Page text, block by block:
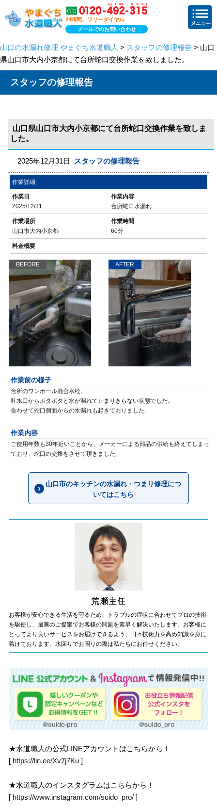
24時間、フリーダイヤル
メールでのお問い合わせ
山口の水漏れ修理 やまぐち水道職人 > スタッフの修理報告 > 山口
県山口市大内小京都にて台所蛇口交換作業を致しました。
スタッフの修理報告
山口県山口市大内小京都にて台所蛇口交換作業を致しま
した。
2025年12月31日 スタッフの修理報告
作業詳細
作業日
2025/12/31
作業内容
台所蛇口水漏れ
作業場所
山口市大内小京都
作業時間
60分
料金概要
BEFORE AFTER
作業前の様子
台所のワンホール混合水栓。
吐水口からポタポタと水が漏れて止まりきらない状態でした。
合わせて蛇口側面からの水漏れも起きておりました。
作業内容
ご使用年数も30年近いことから、メーカーによる部品の供給も終えてしまっ
ており、蛇口の交換をさせて頂きました。
山口市のキッチンの水漏れ・つまり修理につ
いてはこちら
お客様が安心できる生活を守るため、トラブルの症状に合わせてプロの技術
を駆使し、最善のご提案でお客様の問題を素早く解決いたします。お客様に
とってより良いサービスをお届けできるよう、日々技術力を高め知識を身に
着けております。水回りでお困りの際は私たちにお任せください。
★水道職人の公式LINEアカウントはこちらから！
[ https://lin.ee/Xv7j7Ku ]
★水道職人のインスタグラムはこちらから！
[ https://www.instagram.com/suido_pro/ ]